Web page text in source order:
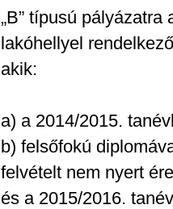
„B” típusú
lakóhellyel
akik:
a) a 2014/2015.
b) felsőfokú
felvételt nem nyert
és a 2015/2016.